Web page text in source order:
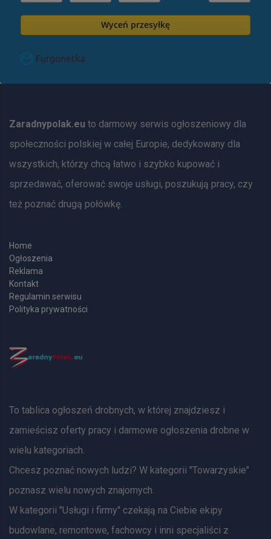
Wyceń przesyłkę
Zaradnypolak.eu to darmowy serwis ogłoszeniowy dla
społeczności polskiej w całej Europie, dedykowany dla
wszystkich, którzy chcą łatwo i szybko kupować i
sprzedawać, oferować swoje usługi, poszukują pracy, czy
też poznać drugą połówkę.
Home
Ogłoszenia
Reklama
Kontakt
Regulamin serwisu
Polityka prywatności
To tablica ogłoszeń drobnych, w której znajdziesz i
zamieścisz oferty pracy i darmowe ogłoszenia drobne w
wielu kategoriach.
Chcesz poznać nowych ludzi? W kategorii "Towarzyskie"
poznasz wielu nowych znajomych.
W kategorii "Usługi i firmy" czekają na Ciebie ekipy
budowlane, remontowe, fachowcy i inni specjaliści z